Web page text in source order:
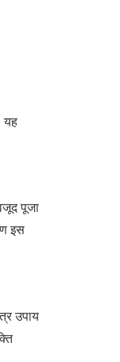
यह
पूजा
इस
उपाय